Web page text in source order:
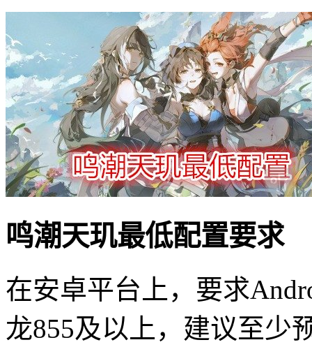
鸣潮天玑最低配置要求
在安卓平台上，要求
龙855及以上，建议至少